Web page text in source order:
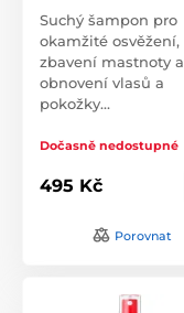
Suchý šampon pro
okamžité osvěžení,
zbavení mastnoty a
obnovení vlasů a
pokožky…
Dočasně nedostupné
495 Kč
Porovnat